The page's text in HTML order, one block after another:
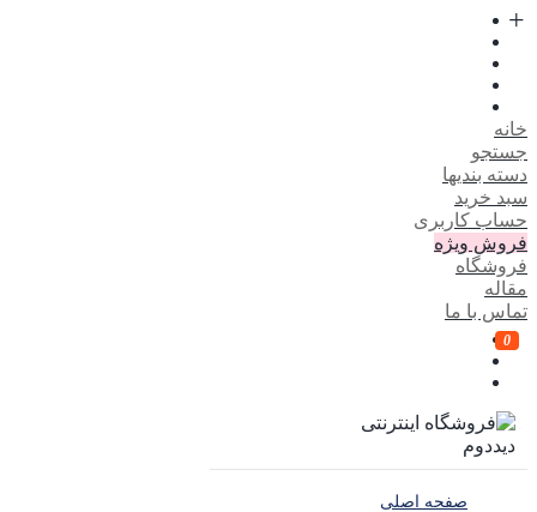
خانه
جستجو
دسته بندیها
سبد خرید
حساب کاربری
فروش ویژه
فروشگاه
مقاله
تماس با ما
0
صفحه اصلی